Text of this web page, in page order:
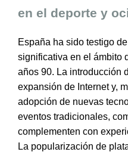
en el deporte y
España ha sido testigo
significativa en el ámbito
años 90. La introducción
expansión de Internet y,
adopción de nuevas
eventos tradicionales,
complementen con
La popularización de